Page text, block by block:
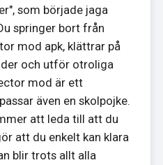
som började jaga
springer bort från
mod apk, klättrar på
och utför otroliga
mod är ett
även en skolpojke.
att leda till att du
att du enkelt kan klara
blir trots allt alla